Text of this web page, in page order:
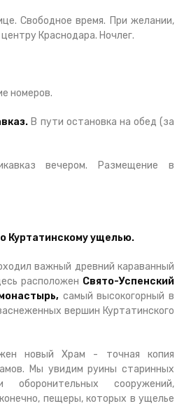
Свободное время. При желании,
Краснодара. Ночлег.
номеров.
В пути остановка на обед (за
вечером. Размещение в
Куртатинскому ущелью.
важный древний караванный
расположен Свято-Успенский
самый высокогорный в
вершин Куртатинского
новый Храм - точная копия
Мы увидим руины старинных
сооружений,
пещеры, которых в ущелье